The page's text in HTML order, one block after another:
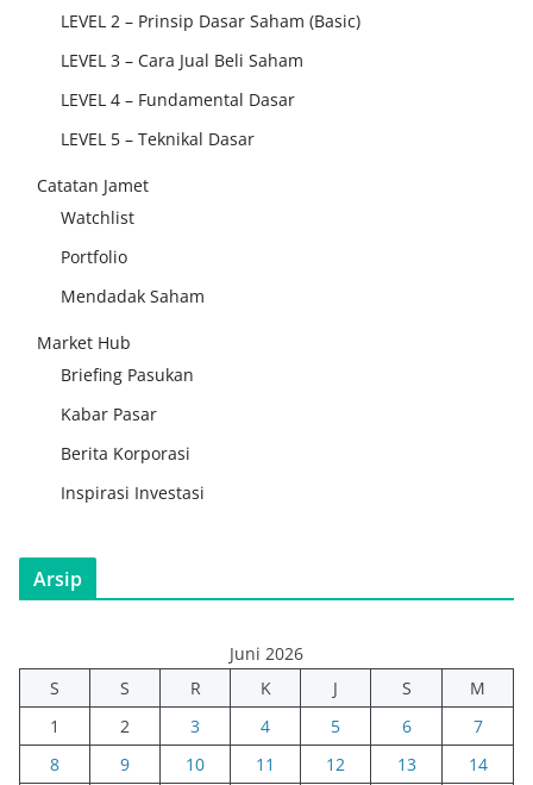
LEVEL 2 – Prinsip Dasar Saham (Basic)
LEVEL 3 – Cara Jual Beli Saham
LEVEL 4 – Fundamental Dasar
LEVEL 5 – Teknikal Dasar
Catatan Jamet
Watchlist
Portfolio
Mendadak Saham
Market Hub
Briefing Pasukan
Kabar Pasar
Berita Korporasi
Inspirasi Investasi
Arsip
Juni 2026
S
S R K J S
M
1
2 3 4 5 6
7
8
9 10 11 12 13
14